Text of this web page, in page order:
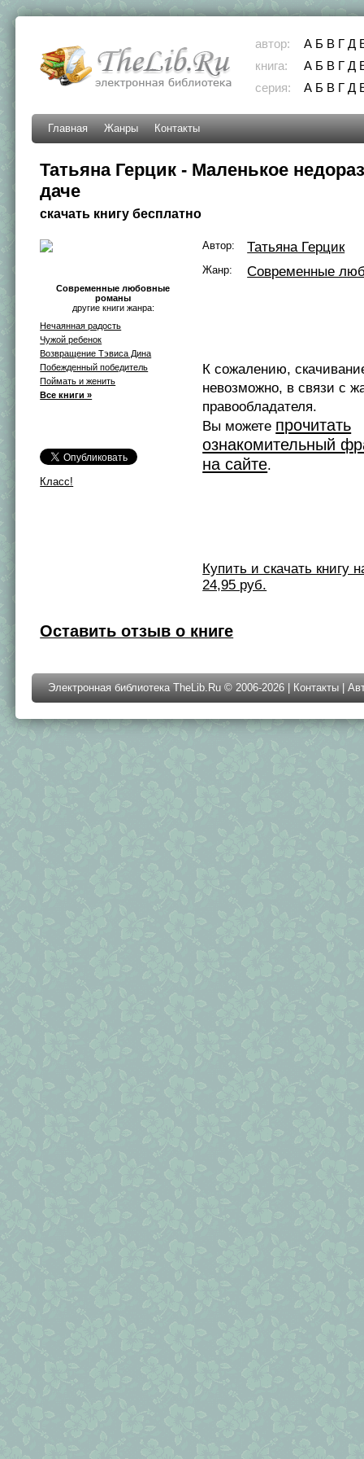
автор: А Б В Г Д
книга:
А Б В Г Д
серия:
А Б В Г Д
Главная Жанры Контакты
Татьяна Герцик - Маленькое
даче
скачать книгу бесплатно
Современные любовные
романы
другие книги жанра:
Нечаянная радость
Чужой ребенок
Возвращение Тэвиса Дина
Побежденный победитель
Поймать и женить
Все книги »
Класс!
Автор: Татьяна Герцик
Жанр: Современные
К сожалению,
невозможно, в связи с
правообладателя.
Вы можете прочитать
ознакомительный
на сайте.
Купить и скачать книгу
24,95 руб.
Оставить отзыв о книге
Электронная библиотека TheLib.Ru © 2006-2026 | Контакты |